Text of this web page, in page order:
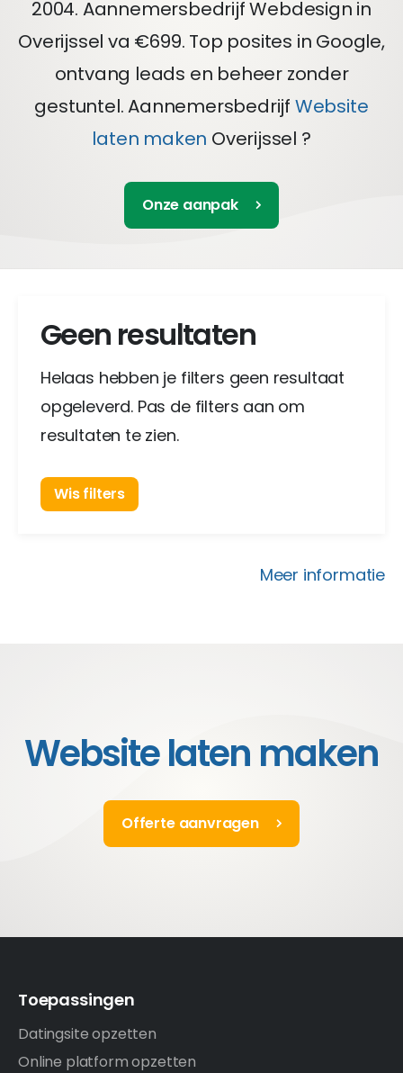
2004. Aannemersbedrijf Webdesign in
Overijssel va €699. Top posites in Google,
ontvang leads en beheer zonder
gestuntel. Aannemersbedrijf Website
laten maken Overijssel ?
Onze aanpak
Geen resultaten
Helaas hebben je filters geen resultaat
opgeleverd. Pas de filters aan om
resultaten te zien.
Wis filters
Meer informatie
Website laten maken
Offerte aanvragen
Toepassingen
Datingsite opzetten
Online platform opzetten